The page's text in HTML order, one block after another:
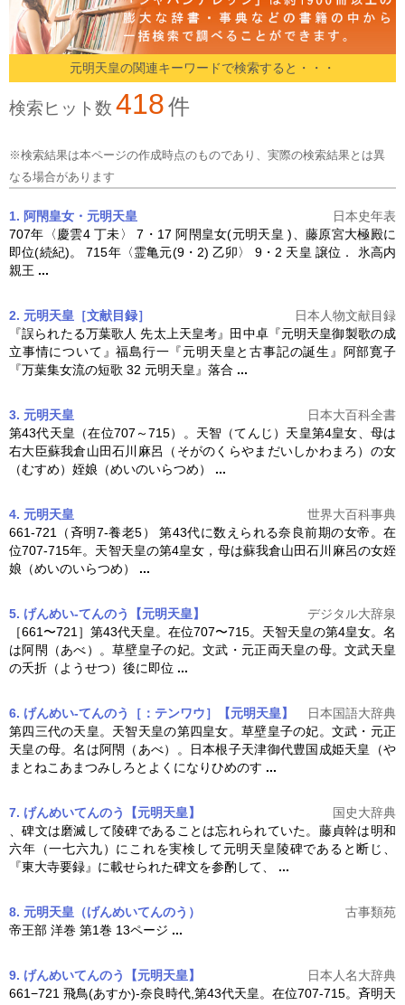
元明天皇の関連キーワードで検索すると・・・
検索ヒット数 418件
※検索結果は本ページの作成時点のものであり、実際の検索結果とは異
なる場合があります
1. 阿閇皇女・元明天皇
日本史年表
707年〈慶雲4 丁未〉 7・17 阿閇皇女(元明天皇 )、藤原宮大極殿に
即位(続紀)。 715年〈霊亀元(9・2) 乙卯〉 9・2 天皇 譲位． 氷高内
親王 ...
2. 元明天皇［文献目録］
日本人物文献目録
『誤られたる万葉歌人 先太上天皇考』田中卓『元明天皇御製歌の成
立事情について』福島行一『元明天皇と古事記の誕生』阿部寛子
『万葉集女流の短歌 32 元明天皇 』落合 ...
3. 元明天皇
日本大百科全書
第43代天皇（在位707～715）。天智（てんじ）天皇第4皇女、母は
右大臣蘇我倉山田石川麻呂（そがのくらやまだいしかわまろ）の女
（むすめ）姪娘（めいのいらつめ） ...
4. 元明天皇
世界大百科事典
661-721（斉明7-養老5） 第43代に数えられる奈良前期の女帝。在
位707-715年。天智天皇の第4皇女，母は蘇我倉山田石川麻呂の女姪
娘（めいのいらつめ） ...
5. げんめい‐てんのう【元明天皇】
デジタル大辞泉
［661〜721］第43代天皇。在位707〜715。天智天皇の第4皇女。名
は阿閇（あべ）。草壁皇子の妃。文武・元正両天皇の母。文武天皇
の夭折（ようせつ）後に即位 ...
6. げんめい‐てんのう［：テンワウ］【元明天皇】
日本国語大辞典
第四三代の天皇。天智天皇の第四皇女。草壁皇子の妃。文武・元正
天皇の母。名は阿閇（あべ）。日本根子天津御代豊国成姫天皇（や
まとねこあまつみしろとよくになりひめのす ...
7. げんめいてんのう【元明天皇】
国史大辞典
、碑文は磨滅して陵碑であることは忘れられていた。藤貞幹は明和
六年（一七六九）にこれを実検して元明天皇陵碑であると断じ、
『東大寺要録』に載せられた碑文を参酌して、 ...
8. 元明天皇 （げんめいてんのう）
古事類苑
帝王部 洋巻 第1巻 13ページ ...
9. げんめいてんのう【元明天皇】
日本人名大辞典
661−721 飛鳥(あすか)-奈良時代,第43代天皇。在位707-715。斉明天